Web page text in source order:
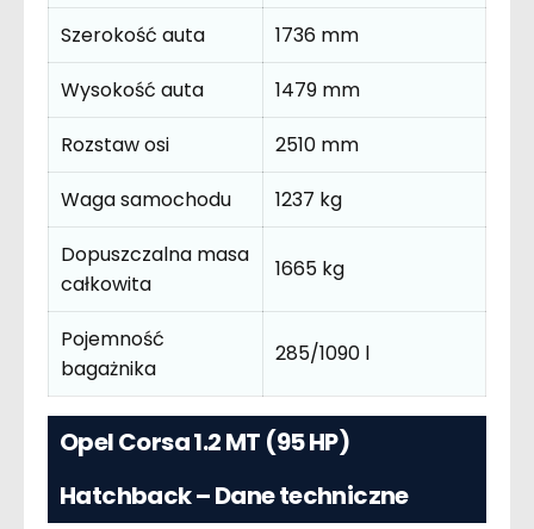
Szerokość auta
1736 mm
Wysokość auta
1479 mm
Rozstaw osi
2510 mm
Waga samochodu
1237 kg
Dopuszczalna masa
całkowita
1665 kg
Pojemność
bagażnika
285/1090 l
Opel Corsa 1.2 MT (95 HP)
Hatchback – Dane techniczne